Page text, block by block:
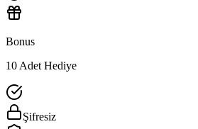
Bonus
10 Adet Hediye
Şifresiz